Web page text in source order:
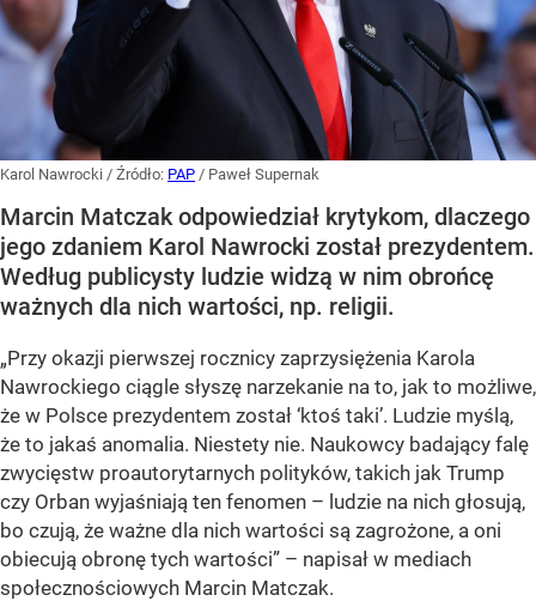
Karol Nawrocki / Źródło: PAP / Paweł Supernak
Marcin Matczak odpowiedział krytykom, dlaczego
jego zdaniem Karol Nawrocki został prezydentem.
Według publicysty ludzie widzą w nim obrońcę
ważnych dla nich wartości, np. religii.
„Przy okazji pierwszej rocznicy zaprzysiężenia Karola
Nawrockiego ciągle słyszę narzekanie na to, jak to możliwe,
że w Polsce prezydentem został ‘ktoś taki’. Ludzie myślą,
że to jakaś anomalia. Niestety nie. Naukowcy badający falę
zwycięstw proautorytarnych polityków, takich jak Trump
czy Orban wyjaśniają ten fenomen – ludzie na nich głosują,
bo czują, że ważne dla nich wartości są zagrożone, a oni
obiecują obronę tych wartości” – napisał w mediach
społecznościowych Marcin Matczak.